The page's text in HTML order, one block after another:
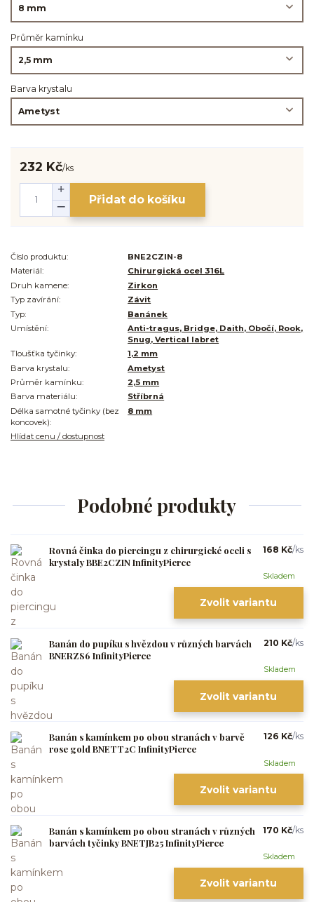
Průměr kamínku
Barva krystalu
232 Kč/ks
Přidat do košíku
Číslo produktu:
BNE2CZIN-8
Materiál:
Chirurgická ocel 316L
Druh kamene:
Zirkon
Typ zavírání:
Závit
Typ:
Banánek
Umístění:
Anti-tragus, Bridge, Daith, Obočí, Rook,
Snug, Vertical labret
Tloušťka tyčinky:
1,2 mm
Barva krystalu:
Ametyst
Průměr kamínku:
2,5 mm
Barva materiálu:
Stříbrná
Délka samotné tyčinky (bez
koncovek):
8 mm
Hlídat cenu / dostupnost
Podobné produkty
Rovná činka do piercingu z chirurgické oceli s
krystaly BBE2CZIN InfinityPierce
168 Kč/ks
Skladem
Zvolit variantu
Banán do pupíku s hvězdou v různých barvách
BNERZS6 InfinityPierce
210 Kč/ks
Skladem
Zvolit variantu
Banán s kamínkem po obou stranách v barvě
rose gold BNETT2C InfinityPierce
126 Kč/ks
Skladem
Zvolit variantu
Banán s kamínkem po obou stranách v různých
barvách tyčinky BNETJB25 InfinityPierce
170 Kč/ks
Skladem
Zvolit variantu